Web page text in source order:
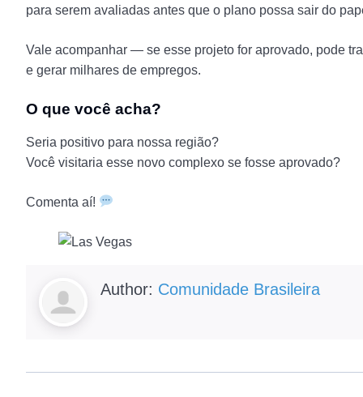
para serem avaliadas antes que o plano possa sair do
Vale acompanhar — se esse projeto for aprovado, pode
e gerar milhares de empregos.
O que você acha?
Seria positivo para nossa região?
Você visitaria esse novo complexo se fosse aprovado?
Comenta aí!
Author: Comunidade Brasileira